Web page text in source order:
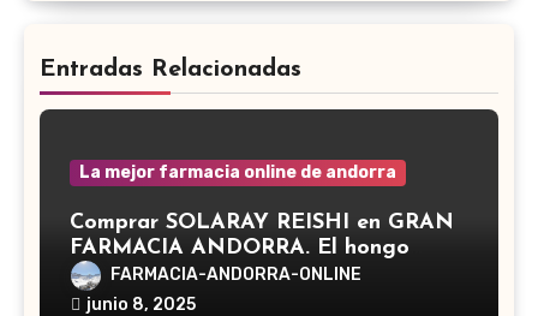
Entradas Relacionadas
La mejor farmacia online de andorra
Comprar SOLARAY REISHI en GRAN
FARMACIA ANDORRA. El hongo
Reishi, cuyo nombre científico es
Ganoderma lucidum, es un hongo
FARMACIA-ANDORRA-ONLINE
junio 8, 2025